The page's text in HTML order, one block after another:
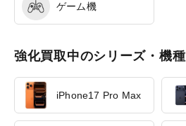
ゲーム機
強化買取中のシリーズ・機種
iPhone17 Pro Max